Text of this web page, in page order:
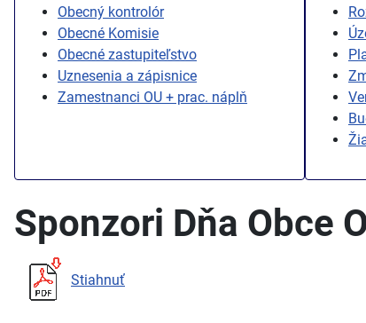
Obecný kontrolór
Obecné Komisie
Obecné zastupiteľstvo
Uznesenia a zápisnice
Zamestnanci OU + prac. náplň
Sponzori Dňa Obce
Stiahnuť